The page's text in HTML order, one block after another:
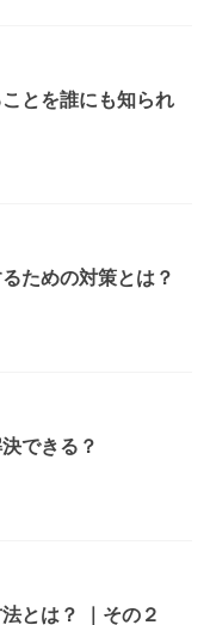
とを誰にも知られ
ための対策とは？
できる？
とは？ ｜その２